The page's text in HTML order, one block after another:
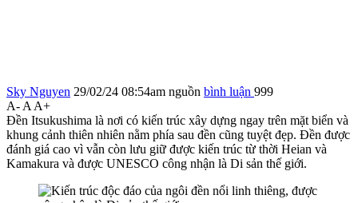
Sky Nguyen 29/02/24 08:54am nguồn bình luận 999
A- A A+
Đền Itsukushima là nơi có kiến trúc xây dựng ngay trên mặt biển và
khung cảnh thiên nhiên nằm phía sau đền cũng tuyệt đẹp. Đền được
đánh giá cao vì vẫn còn lưu giữ được kiến trúc từ thời Heian và
Kamakura và được UNESCO công nhận là Di sản thế giới.